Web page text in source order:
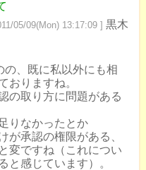
05/09(Mon) 13:17:09 ] 黒木
の、既に私以外にも相
おりますね。
の取り方に問題がある
りなかったとか
が承認の権限がある、
変ですね（これについ
と感じています）。